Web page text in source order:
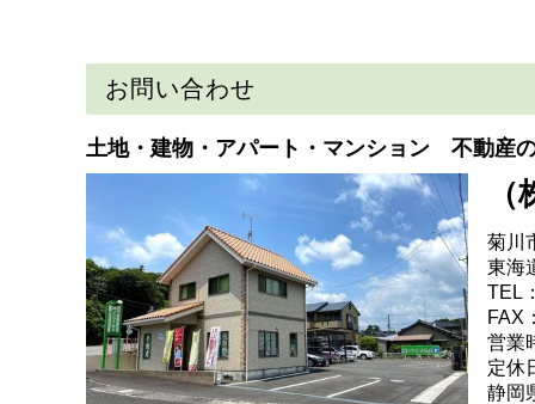
お問い合わせ
土地・建物・アパート・マンション 不動産
菊川
東海
TEL
FAX
営業
定休
静岡